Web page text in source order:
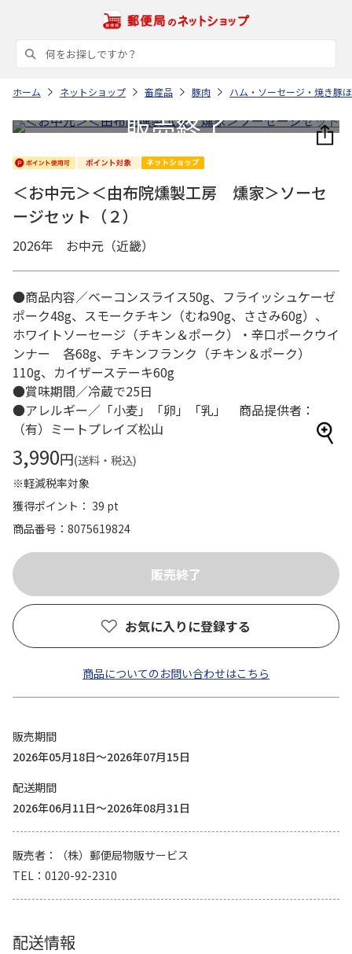
ホーム ネットショップ 畜産品 豚肉 ハム・ソーセージ・焼き豚
＜お中元＞＜由布院燻製工房 燻家＞ソーセ
ージセット（２）
2026年 お中元（近畿）
●商品内容／ベーコンスライス50g、フライッシュケーゼ
ポーク48g、スモークチキン（むね90g、ささみ60g）、
ホワイトソーセージ（チキン＆ポーク）・辛口ポークウイ
ンナー 各68g、チキンフランク（チキン＆ポーク）
110g、カイザーステーキ60g
●賞味期間／冷蔵で25日
●アレルギー／「小麦」「卵」「乳」 商品提供者：
（有）ミートプレイズ松山
3,990円(送料・税込)
※軽減税率対象
獲得ポイント： 39 pt
商品番号
8075619824
お気に入りに登録する
商品についてのお問い合わせはこちら
販売期間
2026年05月18日～2026年07月15日
配送期間
2026年06月11日～2026年08月31日
販売者
（株）郵便局物販サービス
TEL
0120-92-2310
配送情報